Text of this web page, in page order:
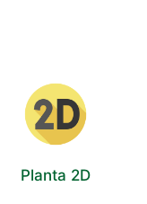
Planta 2D